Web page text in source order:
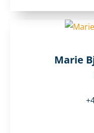
Marie